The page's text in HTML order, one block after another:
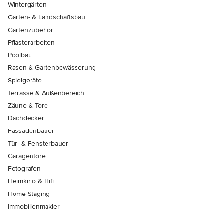
Wintergärten
Garten- & Landschaftsbau
Gartenzubehör
Pflasterarbeiten
Poolbau
Rasen & Gartenbewässerung
Spielgeräte
Terrasse & Außenbereich
Zäune & Tore
Dachdecker
Fassadenbauer
Tür- & Fensterbauer
Garagentore
Fotografen
Heimkino & Hifi
Home Staging
Immobilienmakler